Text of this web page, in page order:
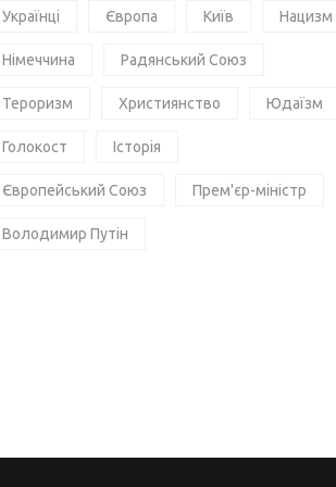
Українці Європа Київ Нацизм
Німеччина Радянський Союз
Тероризм Християнство Юдаїзм
Голокост Історія
Європейський Союз Прем'єр-міністр
Володимир Путін